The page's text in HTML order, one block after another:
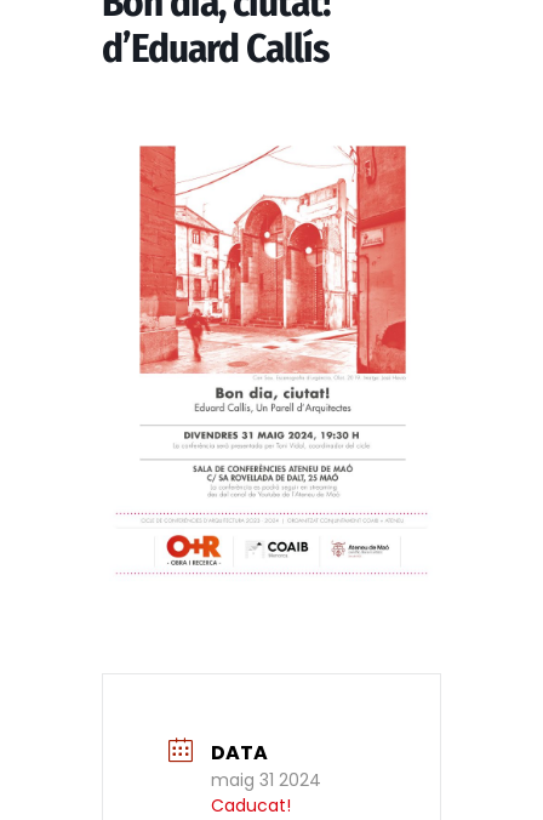
d’Eduard Callís
DATA
maig 31 2024
Caducat!